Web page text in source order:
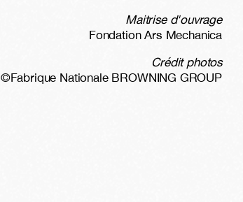
Maitrise d'ouvrage
Fondation Ars Mechanica
Crédit photos
©Fabrique Nationale BROWNING GROUP